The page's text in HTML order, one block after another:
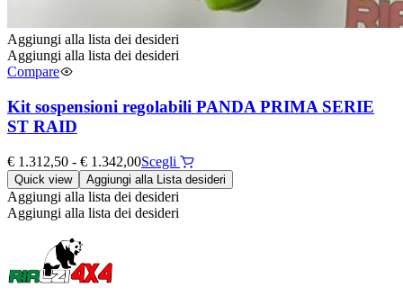
Aggiungi alla lista dei desideri
Aggiungi alla lista dei desideri
Compare
Kit sospensioni regolabili PANDA PRIMA SERIE
ST RAID
€ 1.312,50 - € 1.342,00Fascia
di
prezzo:
da
Scegli
Questo
prodotto
ha
Quick view Aggiungi alla Lista desideri
Aggiungi alla lista dei desideri
Aggiungi alla lista dei desideri